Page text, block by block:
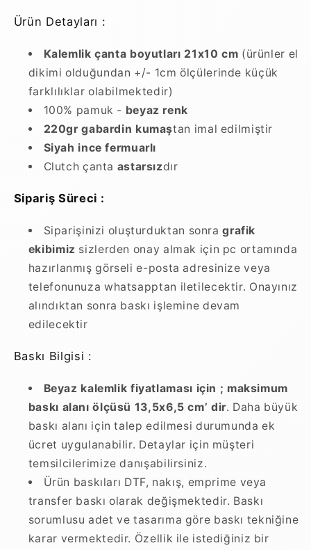
Ürün Detayları :
Kalemlik çanta boyutları 21x10 cm (ürünler el
dikimi olduğundan +/- 1cm ölçülerinde küçük
farklılıklar olabilmektedir)
100% pamuk - beyaz renk
220gr gabardin kumaştan imal edilmiştir
Siyah ince fermuarlı
Clutch çanta astarsızdır
Sipariş Süreci :
Siparişinizi oluşturduktan sonragrafik
ekibimiz sizlerden onay almak için pc ortamında
hazırlanmış görseli e-posta adresinize veya
telefonunuza whatsapptan iletilecektir. Onayınız
alındıktan sonra baskı işlemine devam
edilecektir
Baskı Bilgisi :
Beyaz kalemlik fiyatlaması için ; maksimum
baskı alanı ölçüsü 13,5x6,5 cm’ dir. Daha büyük
baskı alanı için talep edilmesi durumunda ek
ücret uygulanabilir. Detaylar için müşteri
temsilcilerimize danışabilirsiniz.
Ürün baskıları DTF, nakış, emprime veya
transfer baskı olarak değişmektedir. Baskı
sorumlusu adet ve tasarıma göre baskı tekniğine
karar vermektedir. Özellik ile istediğiniz bir